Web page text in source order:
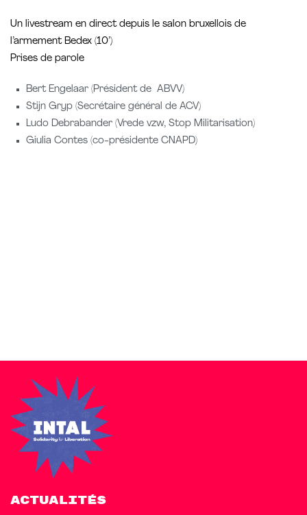
Un livestream en direct depuis le salon bruxellois de
l’armement Bedex (10’)
Prises de parole
Bert Engelaar (Président de ABVV)
Stijn Gryp (Secrétaire général de ACV)
Ludo Debrabander (Vrede vzw, Stop Militarisation)
Giulia Contes (co-présidente CNAPD)
ACTUALITÉS